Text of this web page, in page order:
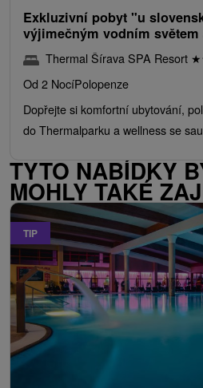
Exkluzivní pobyt "u
výjimečným vodním
Thermal Šírava SPA Resort ★
Od 2 NocíPolopenze
Dopřejte si komfortní ubytování,
do Thermalparku a wellness se
TYTO NABÍDKY
MOHLY TAKÉ
TIP